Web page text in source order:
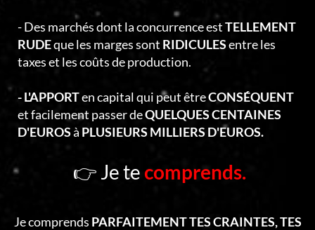
- Des marchés dont la concurrence estTELLEMENT
RUDEque les marges sont RIDICULESentre les
taxes et les coûts de production.
- L'APPORTen capital qui peut êtreCONSÉQUENT
et facilement passer deQUELQUES CENTAINES
D'EUROSà PLUSIEURS MILLIERS D'EUROS.
👉 Je tecomprends.
Je comprends PARFAITEMENT TES CRAINTES, TES